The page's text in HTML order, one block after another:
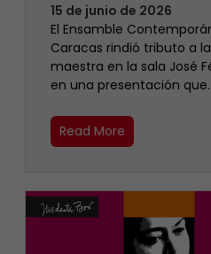
15 de junio de 2026
El Ensamble
Caracas rindió tributo a la
maestra en la sala José
en una presentación
Read More